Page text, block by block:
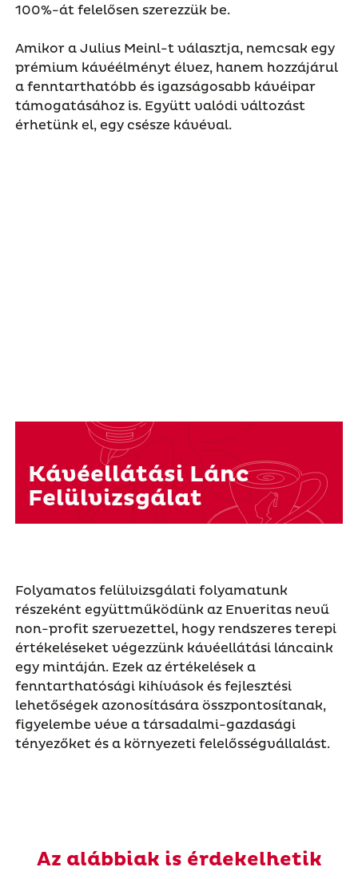
100%-át felelősen szerezzük be.
Amikor a Julius Meinl-t választja, nemcsak egy
prémium kávéélményt élvez, hanem hozzájárul
a fenntarthatóbb és igazságosabb kávéipar
támogatásához is. Együtt valódi változást
érhetünk el, egy csésze kávéval.
Folyamatos felülvizsgálati folyamatunk
részeként együttműködünk az Enveritas nevű
non-profit szervezettel, hogy rendszeres terepi
értékeléseket végezzünk kávéellátási láncaink
egy mintáján. Ezek az értékelések a
fenntarthatósági kihívások és fejlesztési
lehetőségek azonosítására összpontosítanak,
figyelembe véve a társadalmi-gazdasági
tényezőket és a környezeti felelősségvállalást.
Kávéellátási Lánc
Felülvizsgálat
Az alábbiak is érdekelhetik